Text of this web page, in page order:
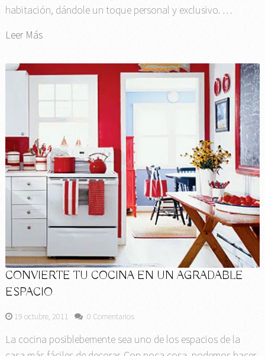
habitación, dándole un toque personal y exclusivo. …
Leer Más
CONVIERTE TU COCINA EN UN AGRADABLE
ESPACIO
19 octubre, 2011 0 Comentarios
La cocina posiblebemente sea uno de los espacios de la